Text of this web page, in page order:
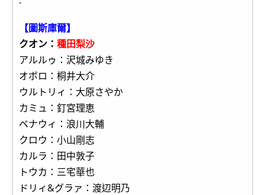
【圖斯庫爾】
クオン： 種田梨沙
アルルゥ：沢城みゆき
オボロ：桐井大介
ウルトリィ：大原さやか
カミュ：釘宮理恵
ベナウィ：浪川大輔
クロウ：小山剛志
カルラ：田中敦子
トウカ：三宅華也
ドリィ&グラァ：渡辺明乃